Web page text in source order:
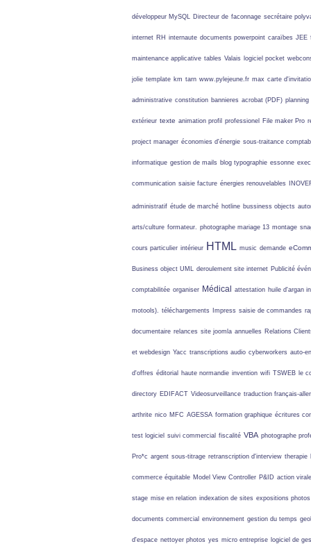
développeur MySQL Directeur de faconnage secrétaire
internet RH internaute documents powerpoint caraïbes JEE
maintenance applicative tables Valais logiciel pocket
jolie template km tarn www.pylejeune.fr max carte
administrative constitution bannieres acrobat (PDF) planning
extérieur texte animation profil professionel File maker Pro
project manager économies d'énergie sous-traitance
informatique gestion de mails blog typographie essonne
communication saisie facture énergies renouvelables
administratif étude de marché hotline bussiness objects
arts/culture formateur. photographe mariage 13 montage
cours particulier intérieur HTML music demande
Business object UML deroulement site internet Publicité
comptabilitée organiser Médical attestation huile d'argan
motools). téléchargements Impress saisie de commandes
documentaire relances site joomla annuelles Relations
et webdesign Yacc transcriptions audio cyberworkers auto-
d'offres éditorial haute normandie invention wifi TSWEB le
directory EDIFACT Videosurveillance traduction français-
arthrite nico MFC AGESSA formation graphique écritures
test logiciel suivi commercial fiscalité VBA photographe
Pro*c argent sous-titrage retranscription d'interview therapie
commerce équitable Model View Controller P&ID action virale
stage mise en relation indexation de sites expositions photos
documents commercial environnement gestion du temps
d'espace nettoyer photos yes micro entreprise logiciel de